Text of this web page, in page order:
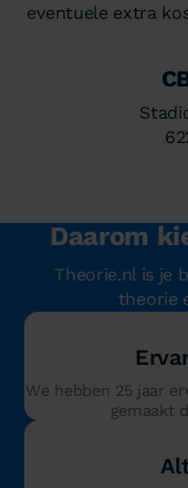
eventuele extra
Daarom
Theorie.nl is je
theorie
We hebben 25 jaar
gemaakt